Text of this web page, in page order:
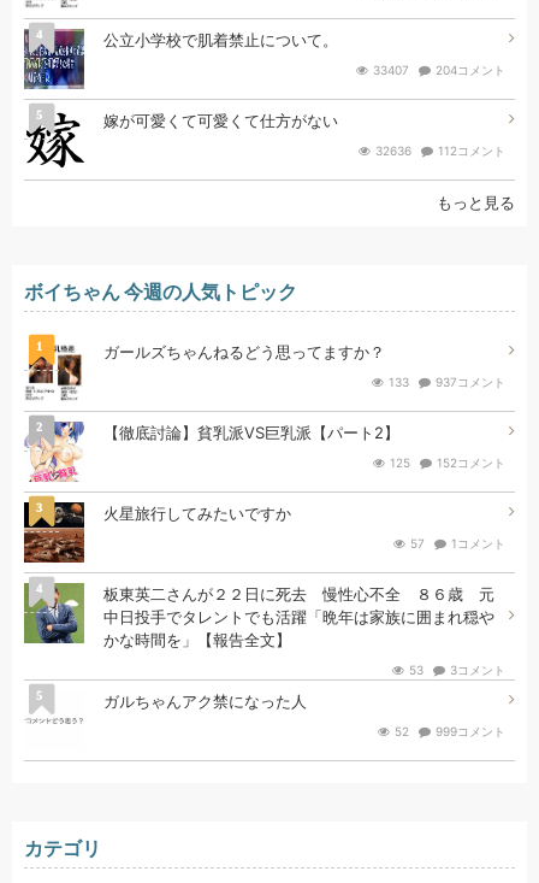
4 公立小学校で肌着禁止について。
33407 204コメント
5 嫁が可愛くて可愛くて仕方がない
32636 112コメント
もっと見る
ボイちゃん 今週の人気トピック
1 ガールズちゃんねるどう思ってますか？
133 937コメント
2 【徹底討論】貧乳派VS巨乳派【パート2】
125 152コメント
3 火星旅行してみたいですか
57 1コメント
4
板東英二さんが２２日に死去 慢性心不全 ８６歳 元
中日投手でタレントでも活躍「晩年は家族に囲まれ穏や
かな時間を」【報告全文】
53 3コメント
5 ガルちゃんアク禁になった人
52 999コメント
カテゴリ